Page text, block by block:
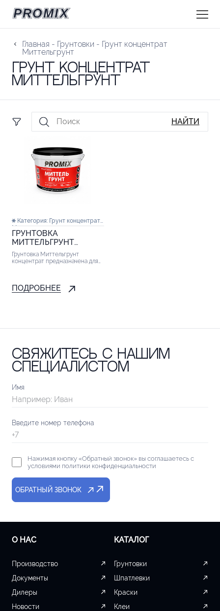
Главная - Грунтовки - Грунт концентрат
Миттельгрунт
Грунт концентрат
Миттельгрунт
НАЙТИ
Категория: Грунт концентрат
Миттельгрунт
ГРУНТОВКА
МИТТЕЛЬГРУНТ
КОНЦЕНТРАТ
Грунтовка Миттельгрунт
концентрат предназначена для
дальнейших дефектов
ПОДРОБНЕЕ
Свяжитесь с нашим
специалистом
Имя
Введите номер телефона
Нажимая кнопку «Обратный звонок» вы соглашаетесь с
условиями политики конфиденциальности
ОБРАТНЫЙ ЗВОНОК
О НАС
Производство
Документы
Дилеры
Новости
КАТАЛОГ
Грунтовки
Шпатлевки
Краски
Клеи